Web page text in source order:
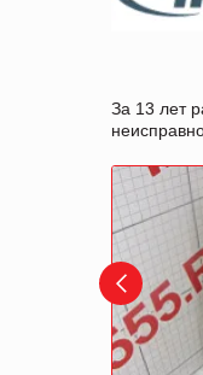
За 13 лет